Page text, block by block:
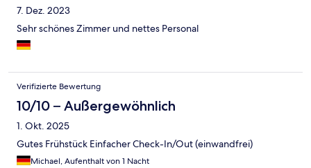
7. Dez. 2023
Sehr schönes Zimmer und nettes Personal
Verifizierte Bewertung
10/10 – Außergewöhnlich
1. Okt. 2025
Gutes Frühstück Einfacher Check-In/Out (einwandfrei)
Michael, Aufenthalt von 1 Nacht